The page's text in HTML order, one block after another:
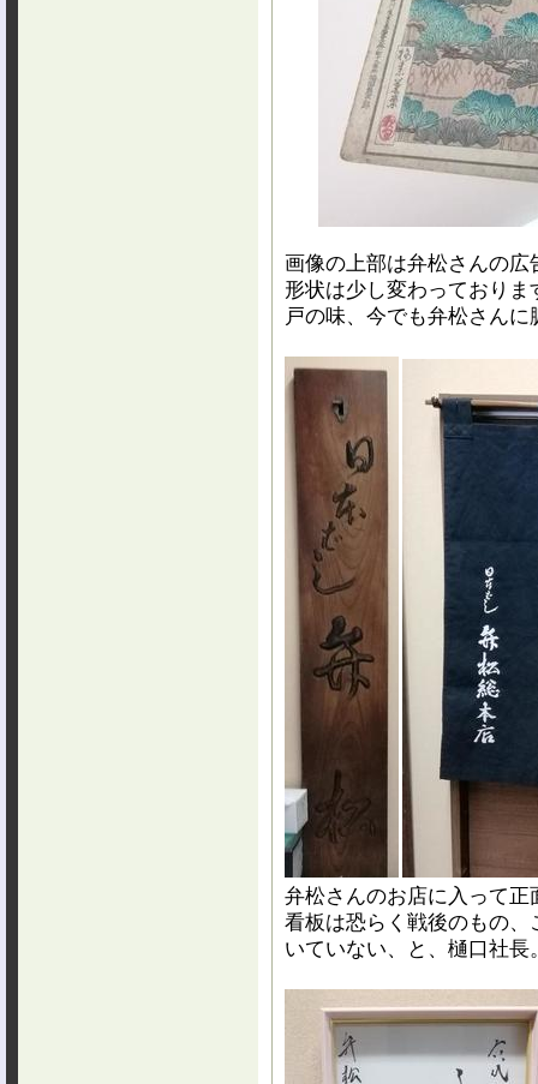
画像の上部は弁松さんの
形状は少し変わっており
戸の味、今でも弁松さん
弁松さんのお店に入って
看板は恐らく戦後のもの
いていない、と、樋口社